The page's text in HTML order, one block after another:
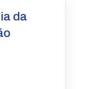
da